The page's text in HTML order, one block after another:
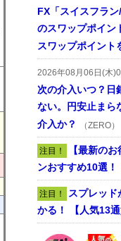
FX「スイスフラン
のスワップポイン
スワップポイン
2026年08月06日(木
次の介入いつ？日
ない。円安止まら
介入か？
（ZERO）
注目！ 【最新の
ンおすすめ10選！
注目！ スプレッ
かる！ 【人気13